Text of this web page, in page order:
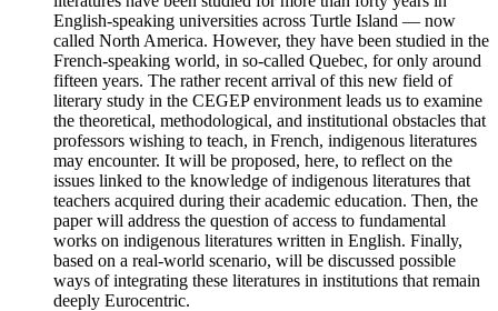
English-speaking universities across Turtle Island — now
called North America. However, they have been studied in the
French-speaking world, in so-called Quebec, for only around
fifteen years. The rather recent arrival of this new field of
literary study in the CEGEP environment leads us to examine
the theoretical, methodological, and institutional obstacles that
professors wishing to teach, in French, indigenous literatures
may encounter. It will be proposed, here, to reflect on the
issues linked to the knowledge of indigenous literatures that
teachers acquired during their academic education. Then, the
paper will address the question of access to fundamental
works on indigenous literatures written in English. Finally,
based on a real-world scenario, will be discussed possible
ways of integrating these literatures in institutions that remain
deeply Eurocentric.